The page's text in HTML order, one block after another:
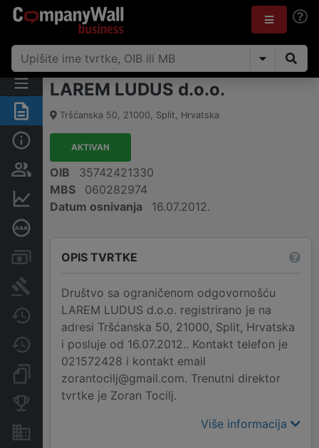
Sažetak
Osobe i vlasništvo
Računi i blokade
Sudske objave
Javne nabavke
Promjene
Dokumenti i objave
Konkurentske tvrtke
LAREM LUDUS d.o.o.
Tršćanska 50, 21000, Split, Hrvatska
AKTIVAN
OIB
35742421330
MBS
060282974
Datum osnivanja
16.07.2012.
OPIS TVRTKE
Društvo sa ograničenom odgovornošću
LAREM LUDUS d.o.o. registrirano je na
adresi Tršćanska 50, 21000, Split, Hrvatska
i posluje od 16.07.2012.. Kontakt telefon je
021572428 i kontakt email
zorantocilj@gmail.com. Trenutni direktor
tvrtke je Zoran Tocilj.
Više informacija